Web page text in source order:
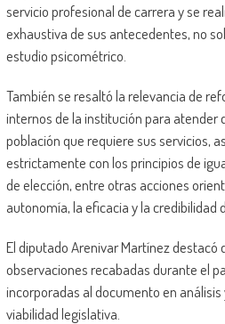
servicio profesional de carrera y se
exhaustiva de sus antecedentes, no
estudio psicométrico.
También se resaltó la relevancia de
internos de la institución para atender
población que requiere sus servicios,
estrictamente con los principios de
de elección, entre otras acciones
autonomía, la eficacia y la credibilidad
El diputado Arenivar Martínez destacó
observaciones recabadas durante el
incorporadas al documento en
viabilidad legislativa.